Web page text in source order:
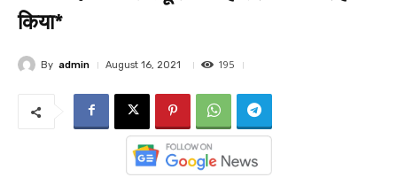
किया*
By admin August 16, 2021 195